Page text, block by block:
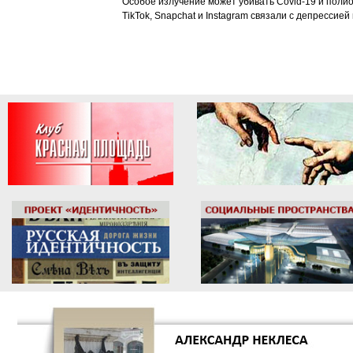
TikTok, Snapchat и Instagram связали с